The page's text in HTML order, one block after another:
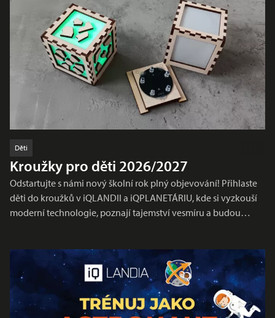
Děti
Kroužky pro děti 2026/2027
Odstartujte s námi nový školní rok plný objevování! Přihlaste
děti do kroužků v iQLANDII a iQPLANETÁRIU, kde si vyzkouší
moderní technologie, poznají tajemství vesmíru a budou…